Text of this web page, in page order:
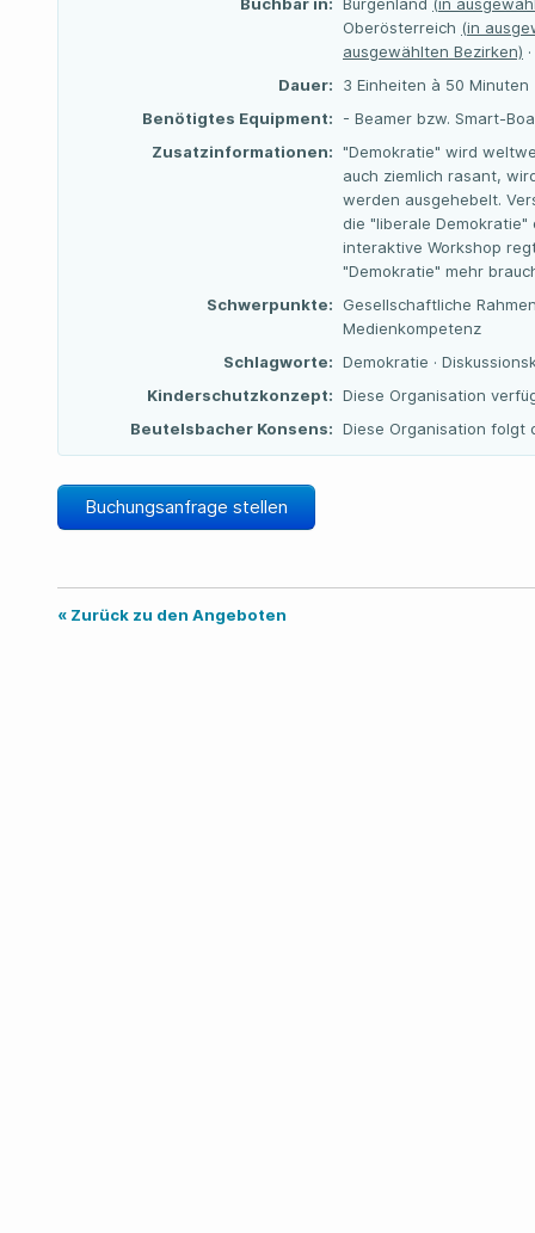
Oberösterreich (in
ausgewählten Bezirken)
Dauer:
3 Einheiten à 50 Minuten
Benötigtes Equipment:
- Beamer bzw. Smart-
Zusatzinformationen: "Demokratie" wird
auch ziemlich rasant,
werden ausgehebelt.
die "liberale
interaktive Workshop
"Demokratie" mehr
Schwerpunkte:
Gesellschaftliche
Medienkompetenz
Schlagworte: Demokratie ·
Kinderschutzkonzept: Diese Organisation
Beutelsbacher Konsens: Diese Organisation folgt
Buchungsanfrage stellen
« Zurück zu den Angeboten